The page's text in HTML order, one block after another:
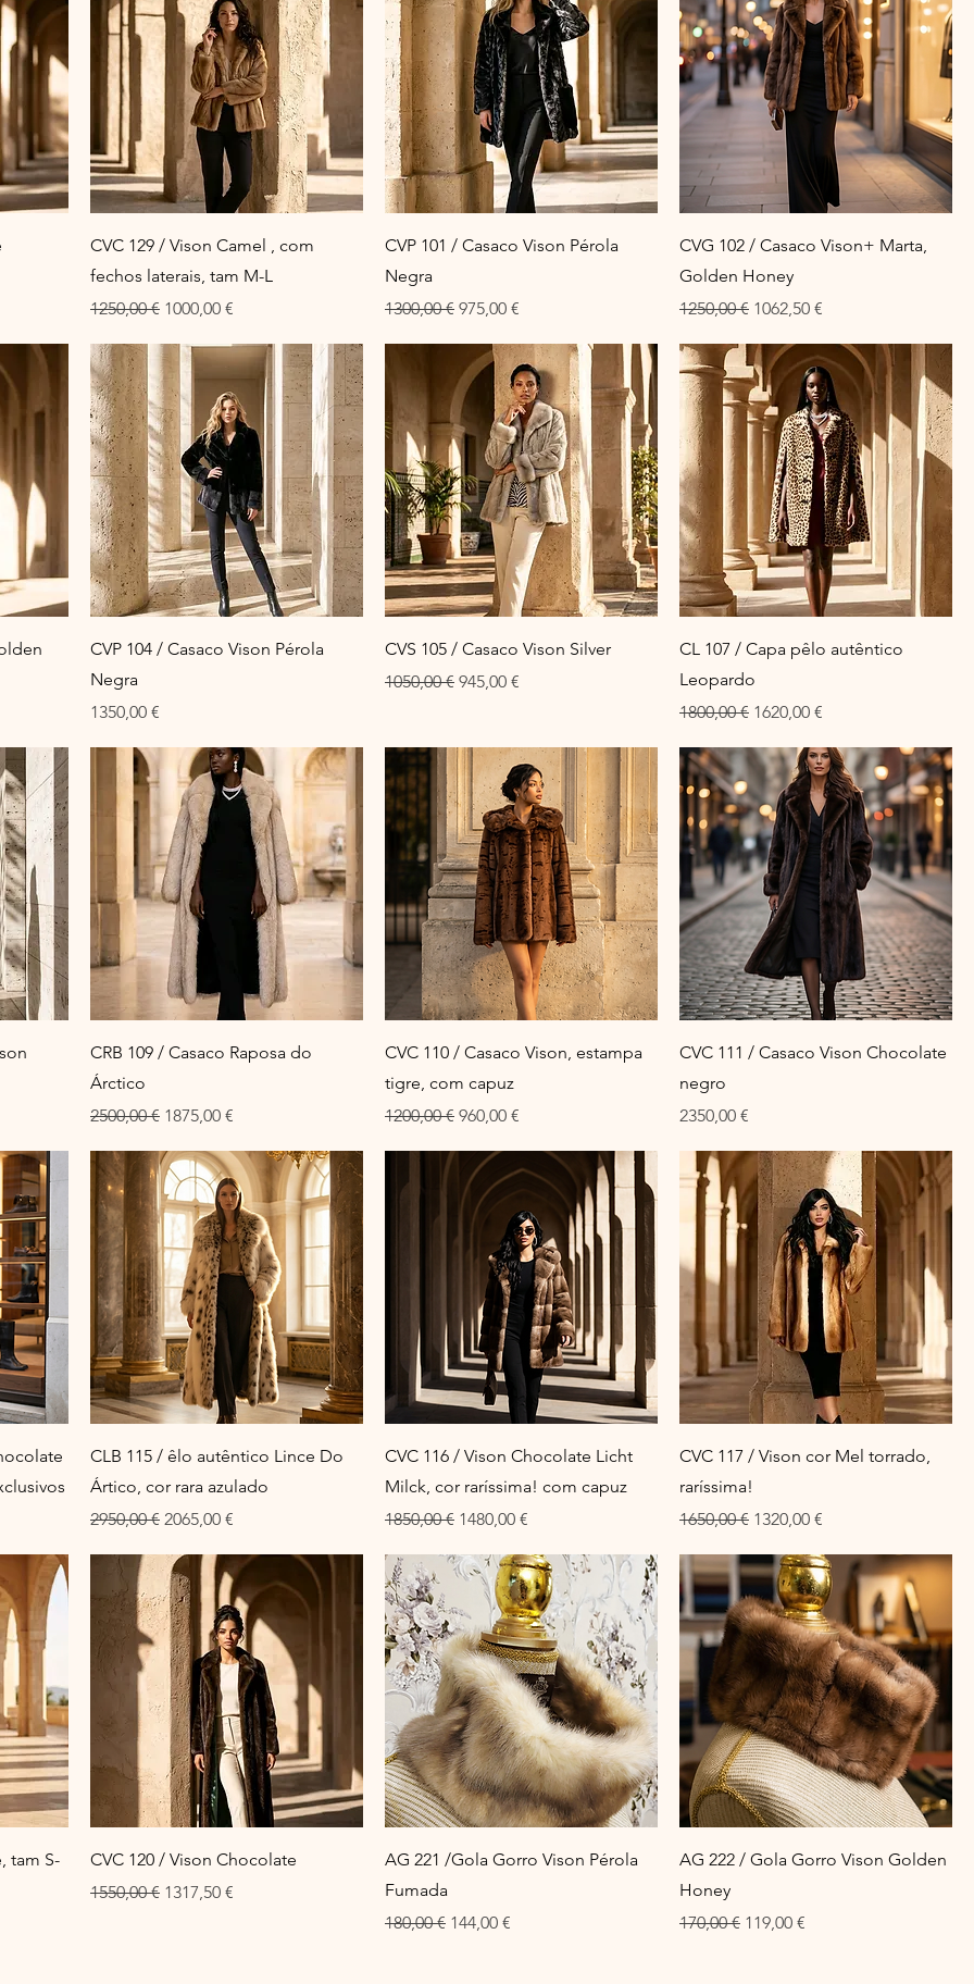
CVC 129 / Vison Camel , com
fechos laterais, tam M-L
Preço normal
1250,00 € Preço promocional
1000,00 €
CVP 101 / Casaco Vison Pérola
Negra
Preço normal
1300,00 € Preço promocional
975,00 €
CVG 102 / Casaco Vison+ Marta,
Golden Honey
Preço normal
1250,00 € Preço promocional
1062,50 €
CVP 104 / Casaco Vison Pérola
Negra
Preço
1350,00 €
CVS 105 / Casaco Vison Silver
Preço normal
1050,00 € Preço promocional
945,00 €
CL 107 / Capa pêlo autêntico
Leopardo
Preço normal
1800,00 € Preço promocional
1620,00 €
CRB 109 / Casaco Raposa do
Árctico
Preço normal
2500,00 € Preço promocional
1875,00 €
CVC 110 / Casaco Vison, estampa
tigre, com capuz
Preço normal
1200,00 € Preço promocional
960,00 €
CVC 111 / Casaco Vison Chocolate
negro
Preço
2350,00 €
CLB 115 / êlo autêntico Lince Do
Ártico, cor rara azulado
Preço normal
2950,00 € Preço promocional
2065,00 €
CVC 116 / Vison Chocolate Licht
Milck, cor raríssima! com capuz
Preço normal
1850,00 € Preço promocional
1480,00 €
CVC 117 / Vison cor Mel torrado,
raríssima!
Preço normal
1650,00 € Preço promocional
1320,00 €
tam S-
CVC 120 / Vison Chocolate
Preço normal
1550,00 € Preço promocional
1317,50 €
AG 221 /Gola Gorro Vison Pérola
Fumada
Preço normal
180,00 € Preço promocional
144,00 €
AG 222 / Gola Gorro Vison Golden
Honey
Preço normal
170,00 € Preço promocional
119,00 €